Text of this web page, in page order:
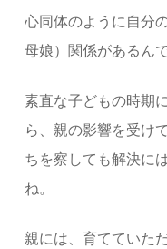
心同体のように自分
母娘）関係があるん
素直な子どもの時期
ら、親の影響を受け
ちを察しても解決に
ね。
親には、育てていた